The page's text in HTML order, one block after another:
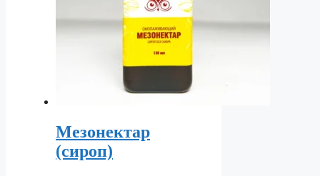
Мезонектар
(сироп)